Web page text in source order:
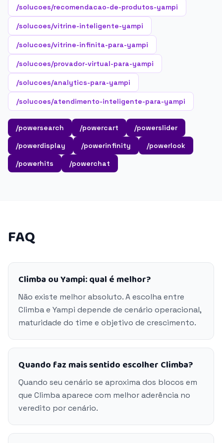
/solucoes/recomendacao-de-produtos-yampi
/solucoes/vitrine-inteligente-yampi
/solucoes/vitrine-infinita-para-yampi
/solucoes/provador-virtual-para-yampi
/solucoes/analytics-para-yampi
/solucoes/atendimento-inteligente-para-yampi
/powersearch /powercart
/powerslider
/powerdisplay
/powerinfinity
/powerlook
/powerhits
/powerchat
FAQ
Climba ou Yampi: qual é melhor?
Não existe melhor absoluto. A escolha entre
Climba e Yampi depende de cenário operacional,
maturidade do time e objetivo de crescimento.
Quando faz mais sentido escolher Climba?
Quando seu cenário se aproxima dos blocos em
que Climba aparece com melhor aderência no
veredito por cenário.